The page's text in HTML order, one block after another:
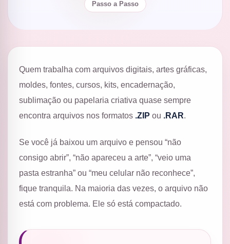
Passo a Passo
Quem trabalha com arquivos digitais, artes gráficas,
moldes, fontes, cursos, kits, encadernação,
sublimação ou papelaria criativa quase sempre
encontra arquivos nos formatos .ZIP ou .RAR.
Se você já baixou um arquivo e pensou “não
consigo abrir”, “não apareceu a arte”, “veio uma
pasta estranha” ou “meu celular não reconhece”,
fique tranquila. Na maioria das vezes, o arquivo não
está com problema. Ele só está compactado.